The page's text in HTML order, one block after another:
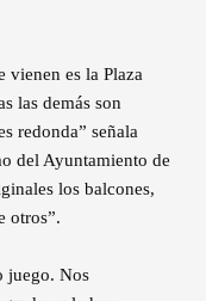
vienen es la Plaza
las demás son
redonda” señala
del Ayuntamiento de
los balcones,
otros”.
juego. Nos